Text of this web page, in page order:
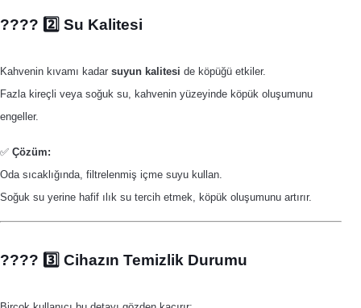
???? 2️⃣ Su Kalitesi
Kahvenin kıvamı kadar suyun kalitesi de köpüğü etkiler.
Fazla kireçli veya soğuk su, kahvenin yüzeyinde köpük oluşumunu
engeller.
✅ Çözüm:
Oda sıcaklığında, filtrelenmiş içme suyu kullan.
Soğuk su yerine hafif ılık su tercih etmek, köpük oluşumunu artırır.
???? 3️⃣ Cihazın Temizlik Durumu